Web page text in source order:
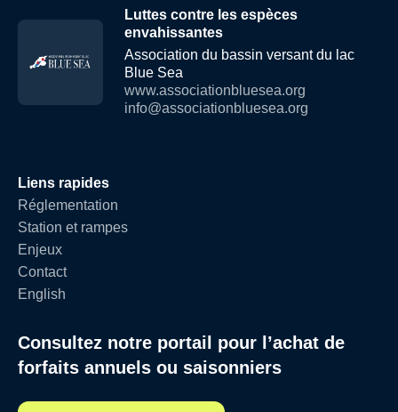
Luttes contre les espèces
envahissantes
Association du bassin versant du lac
Blue Sea
www.associationbluesea.org
info@associationbluesea.org
Liens rapides
Réglementation
Station et rampes
Enjeux
Contact
English
Consultez notre portail pour l’achat de
forfaits annuels ou saisonniers